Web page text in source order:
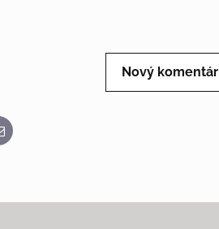
Nový komentár